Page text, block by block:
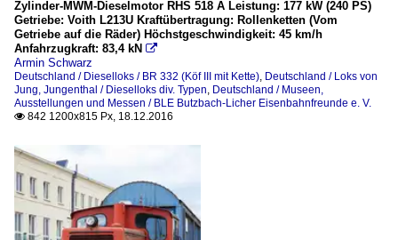
Zylinder-MWM-Dieselmotor RHS 518 A Leistung: 177 kW (240 PS)
Getriebe: Voith L213U Kraftübertragung: Rollenketten (Vom
Getriebe auf die Räder) Höchstgeschwindigkeit: 45 km/h
Anfahrzugkraft: 83,4 kN 
Armin Schwarz
Deutschland / Dieselloks / BR 332 (Köf III mit Kette), Deutschland / Loks von
Jung, Jungenthal / Dieselloks div. Typen, Deutschland / Museen,
Ausstellungen und Messen / BLE Butzbach-Licher Eisenbahnfreunde e. V.
 842 1200x815 Px, 18.12.2016